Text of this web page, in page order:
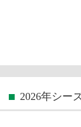
2026年シー